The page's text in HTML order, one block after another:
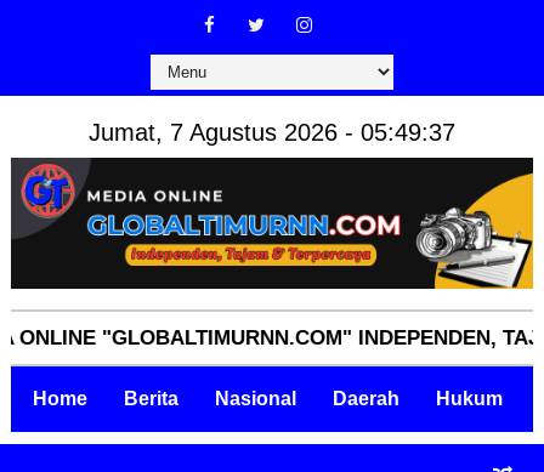
Jumat, 7 Agustus 2026 - 05:49:38
"GLOBALTIMURNN.COM" INDEPENDEN, TAJAM,
Home Berita Nasional Daerah Hukum